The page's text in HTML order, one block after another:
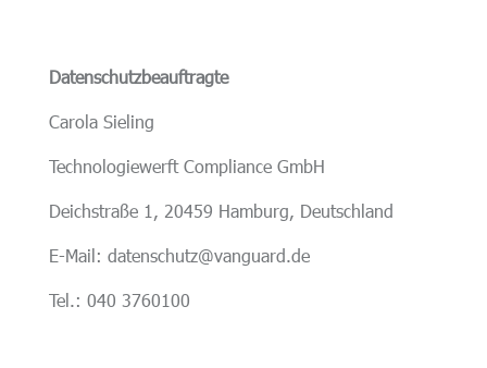
Datenschutzbeauftragte
Carola Sieling
Technologiewerft Compliance GmbH
Deichstraße 1, 20459 Hamburg, Deutschland
E-Mail: datenschutz@vanguard.de
Tel.: 040 3760100